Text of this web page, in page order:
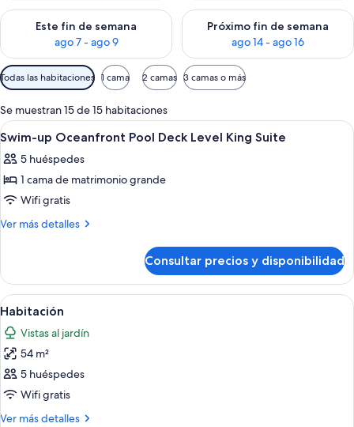
Este fin de semana
ago 7 - ago 9
Consulta la disponibilidad para este fin de semana, ago 7 -
Próximo fin de semana
ago 14 - ago 16
Consulta la disponibilidad
Filtros
disponibles
para
las
habitaciones
Todas las habitaciones 1 cama 2 camas 3 camas o más
Se muestran 15 de 15 habitaciones
Abrir
todas
las
fotos
de
Swim-
Pool
Deck
Level
King
Suite
Un dormitorio moderno con cama,
20
Swim-up Oceanfront Pool Deck Level King Suite
5 huéspedes
1 cama de matrimonio grande
Wifi gratis
Ver más detalles
Más
up
Oceanfront
Pool
Deck
Level
King
Suite
Consultar precios y disponibilidad
Abrir
todas
las
fotos
de
Habitación
Sábanas italianas Frette y ropa de
6
Habitación
Vistas al jardín
54 m²
5 huéspedes
Wifi gratis
Ver más detalles
Más